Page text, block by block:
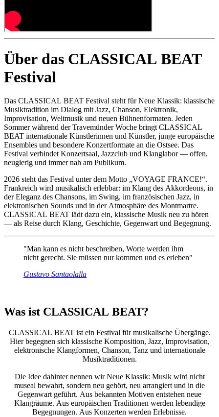
Über das CLASSICAL BEAT
Festival
Das CLASSICAL BEAT Festival steht für Neue Klassik: klassische
Musiktradition im Dialog mit Jazz, Chanson, Elektronik,
Improvisation, Weltmusik und neuen Bühnenformaten. Jeden
Sommer während der Travemünder Woche bringt CLASSICAL
BEAT internationale Künstlerinnen und Künstler, junge europäische
Ensembles und besondere Konzertformate an die Ostsee. Das
Festival verbindet Konzertsaal, Jazzclub und Klanglabor — offen,
neugierig und immer nah am Publikum.
2026 steht das Festival unter dem Motto „VOYAGE FRANCE!“.
Frankreich wird musikalisch erlebbar: im Klang des Akkordeons, in
der Eleganz des Chansons, im Swing, im französischen Jazz, in
elektronischen Sounds und in der Atmosphäre des Montmartre.
CLASSICAL BEAT lädt dazu ein, klassische Musik neu zu hören
— als Reise durch Klang, Geschichte, Gegenwart und Begegnung.
"Man kann es nicht beschreiben, Worte werden ihm
nicht gerecht. Sie müssen nur kommen und es erleben"
Gustavo Santaolalla
Was ist CLASSICAL BEAT?
CLASSICAL BEAT ist ein Festival für musikalische Übergänge.
Hier begegnen sich klassische Komposition, Jazz, Improvisation,
elektronische Klangformen, Chanson, Tanz und internationale
Musiktraditionen.
Die Idee dahinter nennen wir Neue Klassik: Musik wird nicht
museal bewahrt, sondern neu gehört, neu arrangiert und in die
Gegenwart geführt. Aus bekannten Motiven entstehen neue
Klangräume. Aus europäischen Traditionen werden lebendige
Begegnungen. Aus Konzerten werden Erlebnisse.